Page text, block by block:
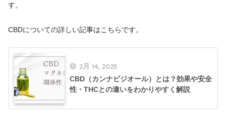
す。
CBDについての詳しい記事はこちらです。
2月 14, 2025
CBD（カンナビジオール）とは？効果や安全
性・THCとの違いをわかりやすく解説